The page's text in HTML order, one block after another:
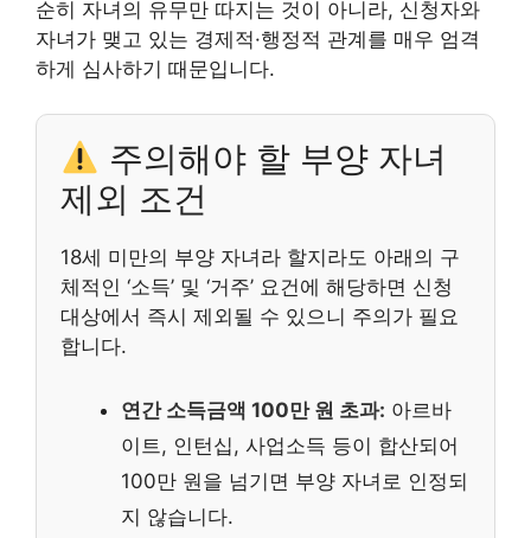
순히 자녀의 유무만 따지는 것이 아니라, 신청자와
자녀가 맺고 있는 경제적·행정적 관계를 매우 엄격
하게 심사하기 때문입니다.
주의해야 할 부양 자녀
제외 조건
18세 미만의 부양 자녀라 할지라도 아래의 구
체적인 ‘소득’ 및 ‘거주’ 요건에 해당하면 신청
대상에서 즉시 제외될 수 있으니 주의가 필요
합니다.
연간 소득금액 100만 원 초과: 아르바
이트, 인턴십, 사업소득 등이 합산되어
100만 원을 넘기면 부양 자녀로 인정되
지 않습니다.